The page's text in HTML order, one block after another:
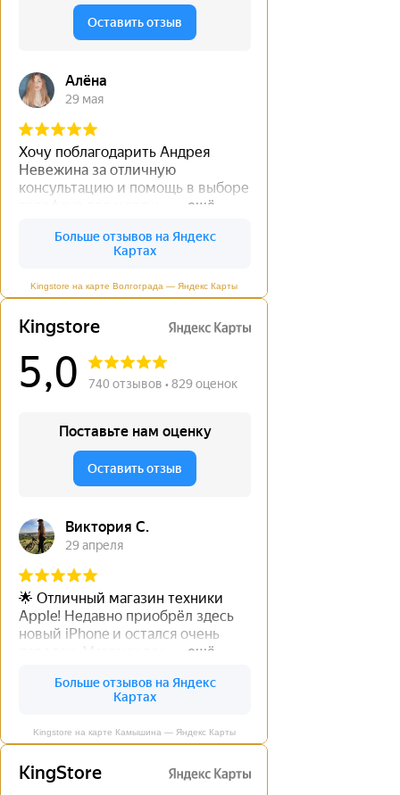
Kingstore на карте Волгограда — Яндекс Карты
Kingstore на карте Камышина — Яндекс Карты